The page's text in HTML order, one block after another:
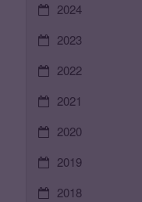
2024
2023
2022
2021
2020
2019
2018